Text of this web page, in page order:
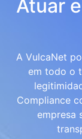
Atuar
A VulcaNet
em todo o
Compliance
empresa